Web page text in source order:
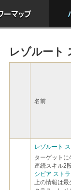
レゾルート
名前
レゾルート
ターゲット
連続スキル2
シビア スト
上の情報は最